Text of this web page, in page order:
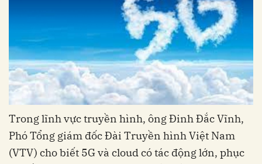
Trong lĩnh vực truyền hình, ông Đinh Đắc Vĩnh,
Phó Tổng giám đốc Đài Truyền hình Việt Nam
(VTV) cho biết 5G và cloud có tác động lớn, phục